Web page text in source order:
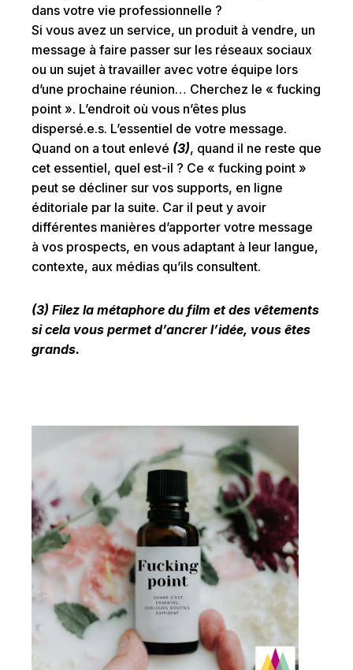
dans votre vie professionnelle ?
Si vous avez un service, un produit à vendre, un
message à faire passer sur les réseaux sociaux
ou un sujet à travailler avec votre équipe lors
d’une prochaine réunion… Cherchez le « fucking
point ». L’endroit où vous n’êtes plus
dispersé.e.s. L’essentiel de votre message.
Quand on a tout enlevé (3), quand il ne reste que
cet essentiel, quel est-il ? Ce « fucking point »
peut se décliner sur vos supports, en ligne
éditoriale par la suite. Car il peut y avoir
différentes manières d’apporter votre message
à vos prospects, en vous adaptant à leur langue,
contexte, aux médias qu’ils consultent.
(3) Filez la métaphore du film et des vêtements
si cela vous permet d’ancrer l’idée, vous êtes
grands.